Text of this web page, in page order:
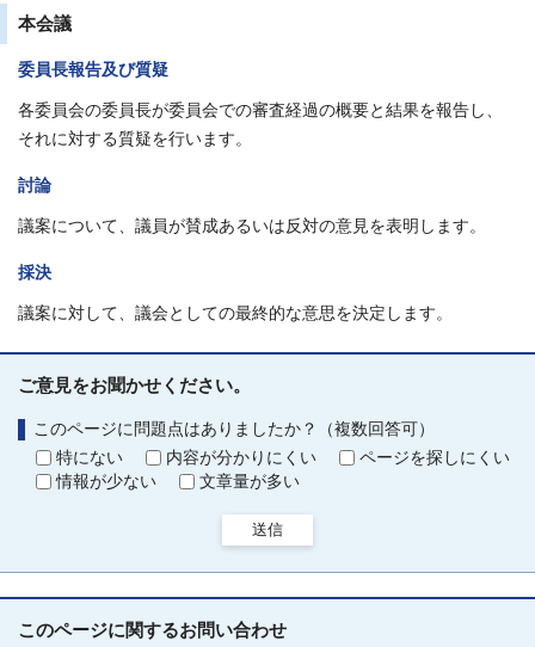
本会議
委員長報告及び質疑
各委員会の委員長が委員会での審査経過の概要と結果を報告し、
それに対する質疑を行います。
討論
議案について、議員が賛成あるいは反対の意見を表明します。
採決
議案に対して、議会としての最終的な意思を決定します。
ご意見をお聞かせください。
このページに問題点はありましたか？（複数回答可）
特にない
内容が分かりにくい
ページを探しにくい
情報が少ない
文章量が多い
送信
このページに関するお問い合わせ